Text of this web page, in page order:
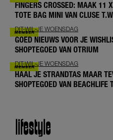
FINGERS CROSSED: MAAK 11
TOTE BAG MINI VAN CLUSE
DIT-WIL-JE WOENSDAG
GOED NIEUWS VOOR JE
SHOPTEGOED VAN OTRIUM
DIT-WIL-JE WOENSDAG
HAAL JE STRANDTAS MAAR
SHOPTEGOED VAN BEACHLIFE
lifestyle